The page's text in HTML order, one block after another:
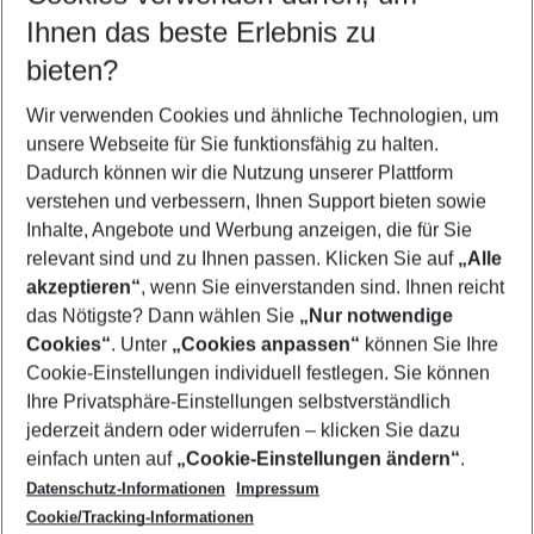
Reisezeitraum wählen
09.08.26– 07.08.27 5-8 Nächte
2 Erwachsene Keine Kinder
Mehr Filter anzeigen
Footer
Footer navigation
Über uns
AGB
Cookie-Einstellungen ändern
Cookie-Richtlinie
Datenschutz
Service & Hilfe
Barrierefreies Reisen
Check-in
Folgen Sie uns
Ihnen das beste Erlebnis zu
bieten?
Wir verwenden Cookies und ähnliche Technologien, um
unsere Webseite für Sie funktionsfähig zu halten.
Dadurch können wir die Nutzung unserer Plattform
verstehen und verbessern, Ihnen Support bieten sowie
Inhalte, Angebote und Werbung anzeigen, die für Sie
relevant sind und zu Ihnen passen. Klicken Sie auf „Alle
akzeptieren“, wenn Sie einverstanden sind. Ihnen reicht
das Nötigste? Dann wählen Sie „Nur notwendige
Cookies“. Unter „Cookies anpassen“ können Sie Ihre
Cookie-Einstellungen individuell festlegen. Sie können
Ihre Privatsphäre-Einstellungen selbstverständlich
jederzeit ändern oder widerrufen – klicken Sie dazu
einfach unten auf „Cookie-Einstellungen ändern“.
Datenschutz-Informationen
Impressum
Cookie/Tracking-Informationen